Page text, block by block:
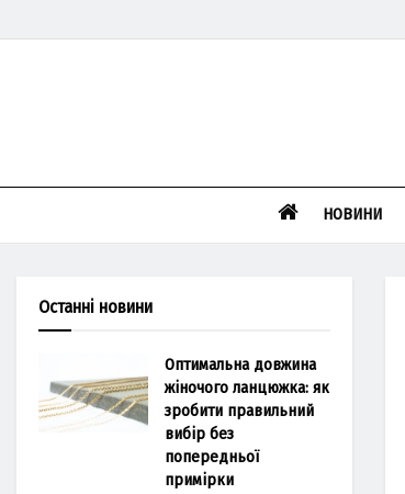
НОВИНИ
Останні новини
Оптимальна довжина
жіночого ланцюжка: як
зробити правильний
вибір без
попередньої
примірки